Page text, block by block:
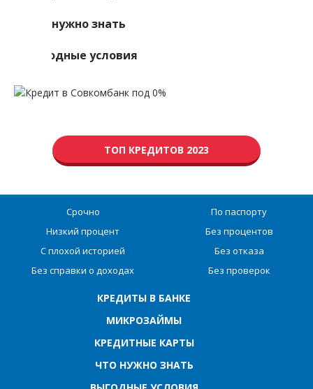
Что нужно знать
Выгодные условия
ТОП КРЕДИТОВ 2023
Срочно
Низкий процент
С плохой историей
Без справки о доходах
По паспорту
Без процентов
Без отказа
Без проверок
КРЕДИТЫ В БАНКЕ
МИКРОЗАЙМЫ
КРЕДИТНЫЕ КАРТЫ
ЧТО НУЖНО ЗНАТЬ